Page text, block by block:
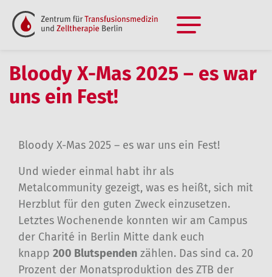
Bloody X-Mas 2025 – es war
uns ein Fest!
Bloody X-Mas 2025 – es war uns ein Fest!
Und wieder einmal habt ihr als
Metalcommunity gezeigt, was es heißt, sich mit
Herzblut für den guten Zweck einzusetzen.
Letztes Wochenende konnten wir am Campus
der Charité in Berlin Mitte dank euch
knapp 200 Blutspenden zählen. Das sind ca. 20
Prozent der Monatsproduktion des ZTB der